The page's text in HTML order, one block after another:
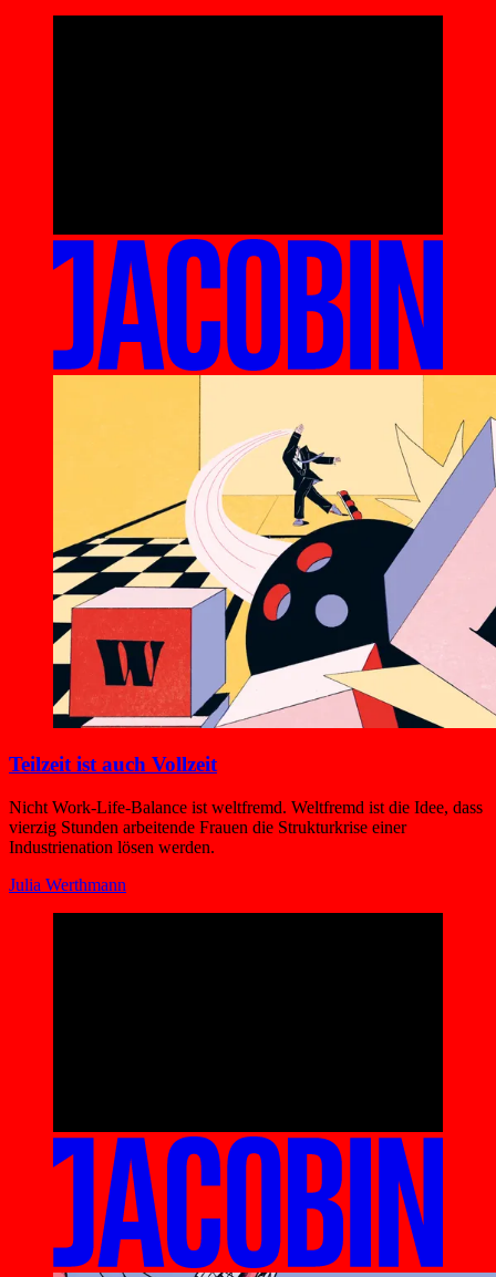
Teilzeit ist auch Vollzeit
Nicht Work-Life-Balance ist weltfremd. Weltfremd ist die Idee, dass
vierzig Stunden arbeitende Frauen die Strukturkrise einer
Industrienation lösen werden.
Julia Werthmann